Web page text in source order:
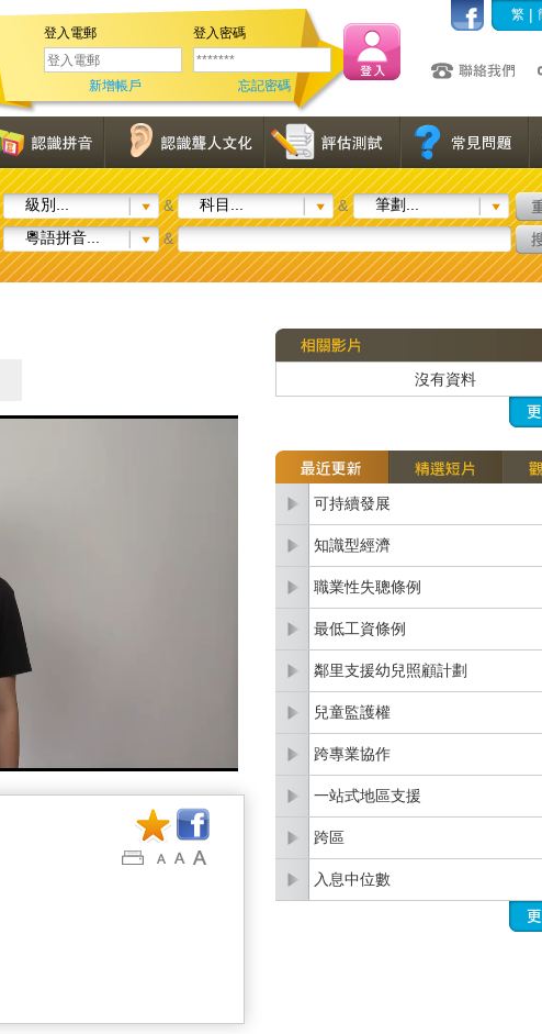
登入電郵 登入密碼
新增帳戶 忘記密碼
繁 |
級別... & 科目... &
筆劃...
粵語拼音... &
沒有資料
可持續發展
知識型經濟
職業性失聰條例
最低工資條例
鄰里支援幼兒照顧計劃
兒童監護權
跨專業協作
一站式地區支援
跨區
入息中位數